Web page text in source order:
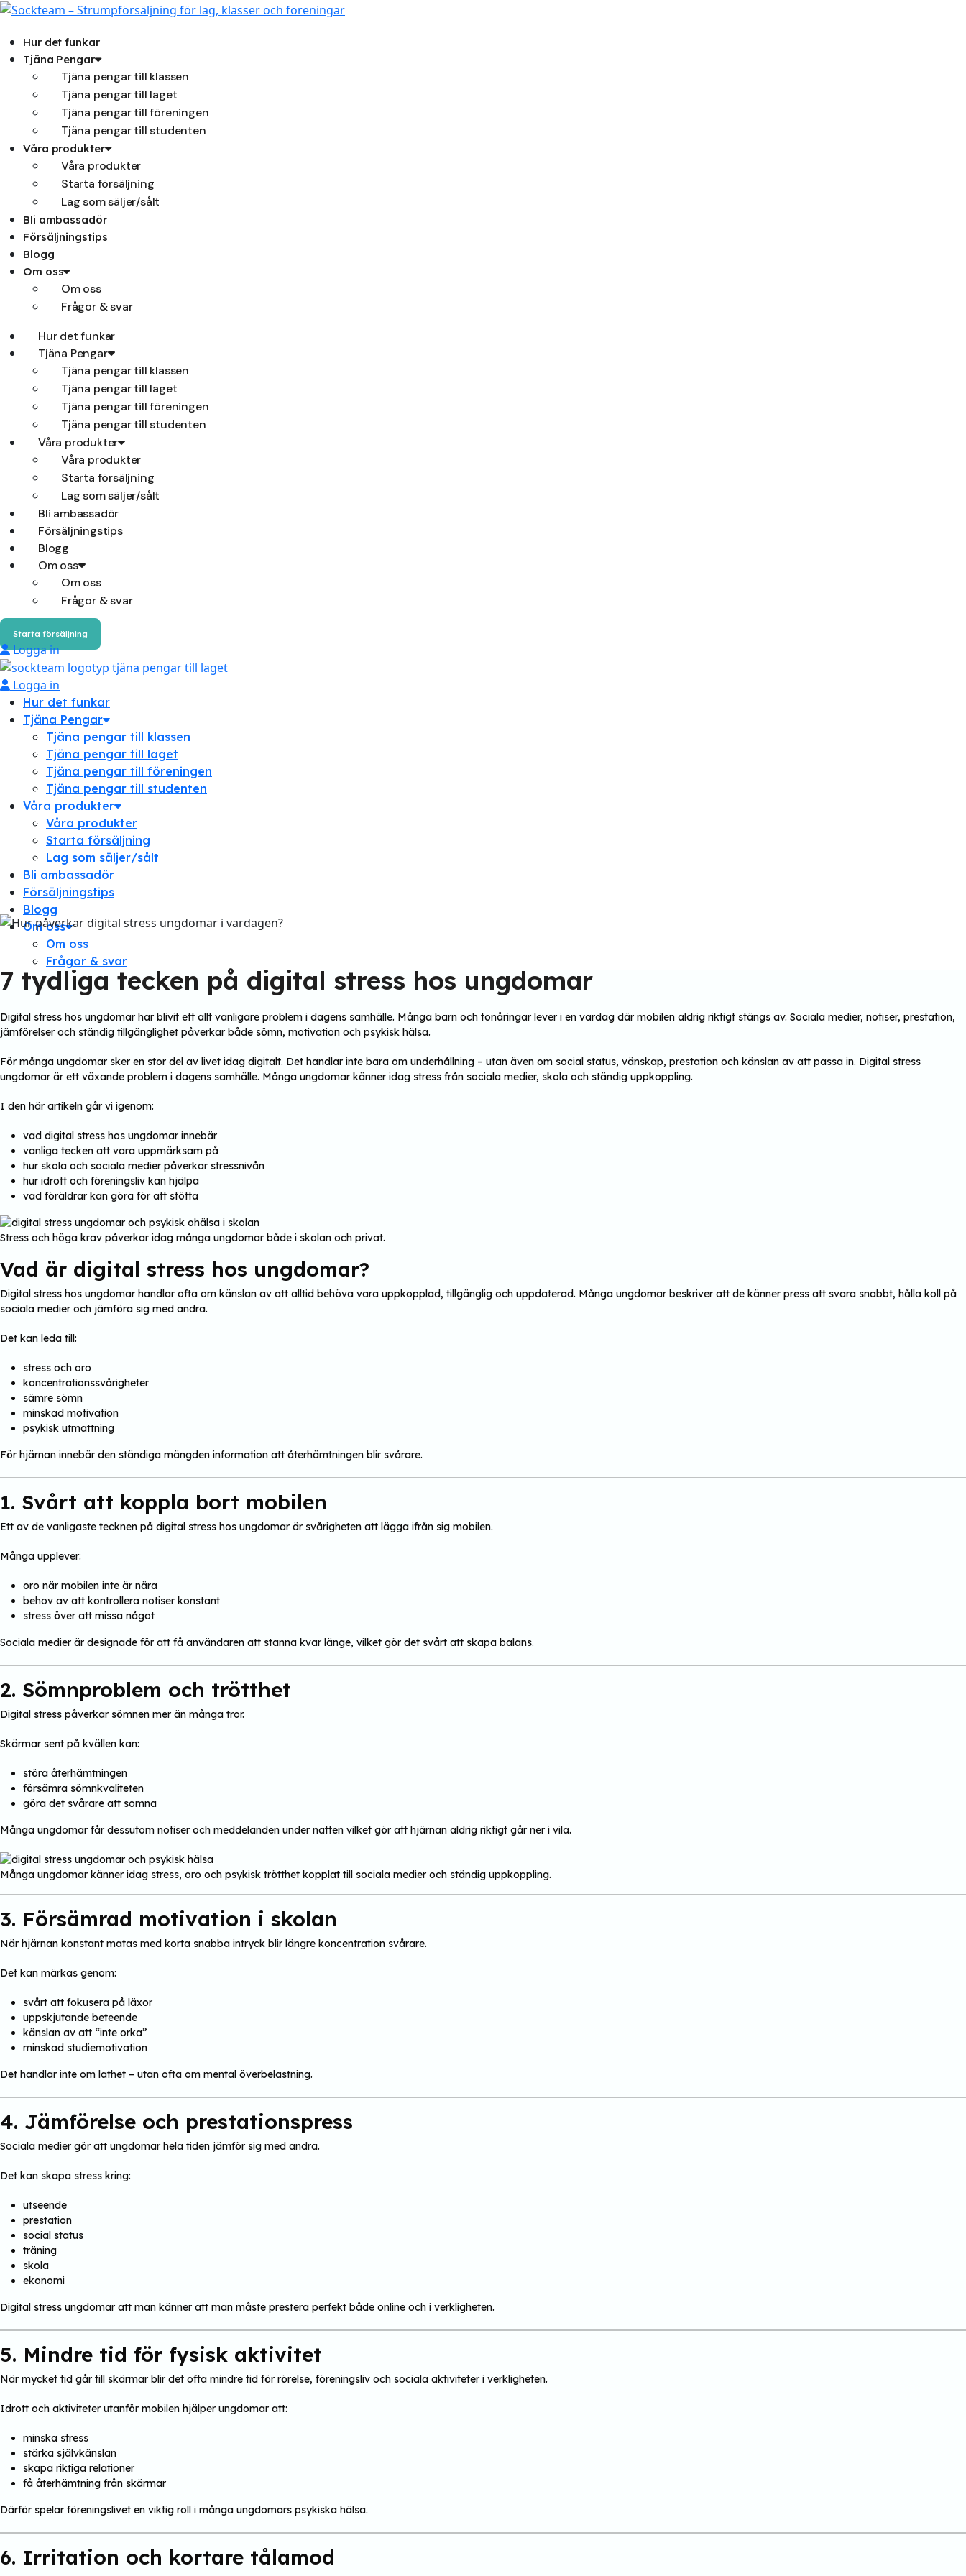
Hoppa
innehållHur det funkar
Tjäna Pengar
Tjäna pengar till klassen
Tjäna pengar till laget
Tjäna pengar till föreningen
Tjäna pengar till studenten
Våra produkter
Våra produkter
Starta försäljning
Lag som säljer/sålt
Bli ambassadör
Försäljningstips
Blogg
Om oss
Om oss
Frågor & svar
Hur det funkar
Tjäna Pengar
Tjäna pengar till klassen
Tjäna pengar till laget
Tjäna pengar till föreningen
Tjäna pengar till studenten
Våra produkter
Våra produkter
Starta försäljning
Lag som säljer/sålt
Bli ambassadör
Försäljningstips
Blogg
Om oss
Om oss
Frågor & svar
Starta försäljning
Logga in
Logga in
Hur det funkar
Tjäna Pengar
Tjäna pengar till klassen
Tjäna pengar till laget
Tjäna pengar till föreningen
Tjäna pengar till studenten
Våra produkter
Våra produkter
Starta försäljning
Lag som säljer/sålt
Bli ambassadör
Försäljningstips
Blogg
Om oss
Om oss
Frågor & svar
7 tydliga tecken på digital stress hos ungdomar
Digital stress hos ungdomar har blivit ett allt vanligare problem i dagens samhälle. Många barn och tonåringar lever i en vardag där mobilen aldrig riktigt stängs av. Sociala medier, notiser, prestation,
jämförelser och ständig tillgänglighet påverkar både sömn, motivation och psykisk hälsa.
För många ungdomar sker en stor del av livet idag digitalt. Det handlar inte bara om underhållning – utan även om social status, vänskap, prestation och känslan av att passa in. Digital stress
ungdomar är ett växande problem i dagens samhälle. Många ungdomar känner idag stress från sociala medier, skola och ständig uppkoppling.
I den här artikeln går vi igenom:
vad digital stress hos ungdomar innebär
vanliga tecken att vara uppmärksam på
hur skola och sociala medier påverkar stressnivån
hur idrott och föreningsliv kan hjälpa
vad föräldrar kan göra för att stötta
Stress och höga krav påverkar idag många ungdomar både i skolan och privat.
Vad är digital stress hos ungdomar?
Digital stress hos ungdomar handlar ofta om känslan av att alltid behöva vara uppkopplad, tillgänglig och uppdaterad. Många ungdomar beskriver att de känner press att svara snabbt, hålla koll på
sociala medier och jämföra sig med andra.
Det kan leda till:
stress och oro
koncentrationssvårigheter
sämre sömn
minskad motivation
psykisk utmattning
För hjärnan innebär den ständiga mängden information att återhämtningen blir svårare.
1. Svårt att koppla bort mobilen
Ett av de vanligaste tecknen på digital stress hos ungdomar är svårigheten att lägga ifrån sig mobilen.
Många upplever:
oro när mobilen inte är nära
behov av att kontrollera notiser konstant
stress över att missa något
Sociala medier är designade för att få användaren att stanna kvar länge, vilket gör det svårt att skapa balans.
2. Sömnproblem och trötthet
Digital stress påverkar sömnen mer än många tror.
Skärmar sent på kvällen kan:
störa återhämtningen
försämra sömnkvaliteten
göra det svårare att somna
Många ungdomar får dessutom notiser och meddelanden under natten vilket gör att hjärnan aldrig riktigt går ner i vila.
Många ungdomar känner idag stress, oro och psykisk trötthet kopplat till sociala medier och ständig uppkoppling.
3. Försämrad motivation i skolan
När hjärnan konstant matas med korta snabba intryck blir längre koncentration svårare.
Det kan märkas genom:
svårt att fokusera på läxor
uppskjutande beteende
känslan av att “inte orka”
minskad studiemotivation
Det handlar inte om lathet – utan ofta om mental överbelastning.
4. Jämförelse och prestationspress
Sociala medier gör att ungdomar hela tiden jämför sig med andra.
Det kan skapa stress kring:
utseende
prestation
social status
träning
skola
ekonomi
Digital stress ungdomar att man känner att man måste prestera perfekt både online och i verkligheten.
5. Mindre tid för fysisk aktivitet
När mycket tid går till skärmar blir det ofta mindre tid för rörelse, föreningsliv och sociala aktiviteter i verkligheten.
Idrott och aktiviteter utanför mobilen hjälper ungdomar att:
minska stress
stärka självkänslan
skapa riktiga relationer
få återhämtning från skärmar
Därför spelar föreningslivet en viktig roll i många ungdomars psykiska hälsa.
6. Irritation och kortare tålamod